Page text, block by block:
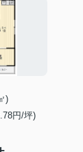
)
円/坪)